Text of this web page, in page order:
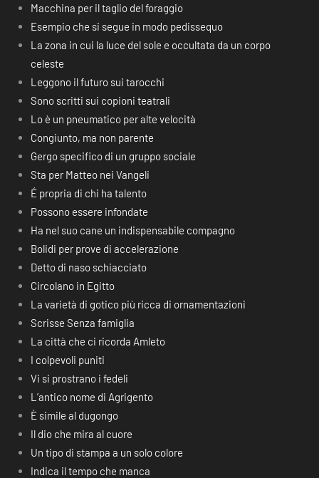
Macchina per il taglio del foraggio
Esempio che si segue in modo pedissequo
La zona in cui la luce del sole e occultata da un corpo
celeste
Leggono il futuro sui tarocchi
Sono scritti sui copioni teatrali
Lo è un pneumatico per alte velocità
Congiunto, ma non parente
Gergo specifico di un gruppo sociale
Sta per Matteo nei Vangeli
É propria di chi ha talento
Possono essere infondate
Ha nel suo cane un indispensabile compagno
Bolidi per prove di accelerazione
Detto di naso schiacciato
Circolano in Egitto
La varietà di gotico più ricca di ornamentazioni
Scrisse Senza famiglia
La città che ci ricorda Amleto
I colpevoli puniti
Vi si prostrano i fedeli
L’antico nome di Agrigento
È simile al dugongo
Il dio che mira al cuore
Un tipo di stampa a un solo colore
Indica il tempo che manca